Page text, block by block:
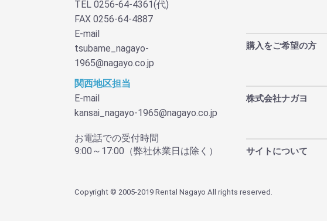
TEL 0256-64-4361(代)
FAX 0256-64-4887
E-mail
tsubame_nagayo-
1965@nagayo.co.jp
関西地区担当
E-mail
kansai_nagayo-1965@nagayo.co.jp
お電話での受付時間
9:00～17:00（弊社休業日は除く）
購入をご希望の方
株式会社ナガヨ
サイトについて
Copyright © 2005-2019 Rental Nagayo All rights reserved.